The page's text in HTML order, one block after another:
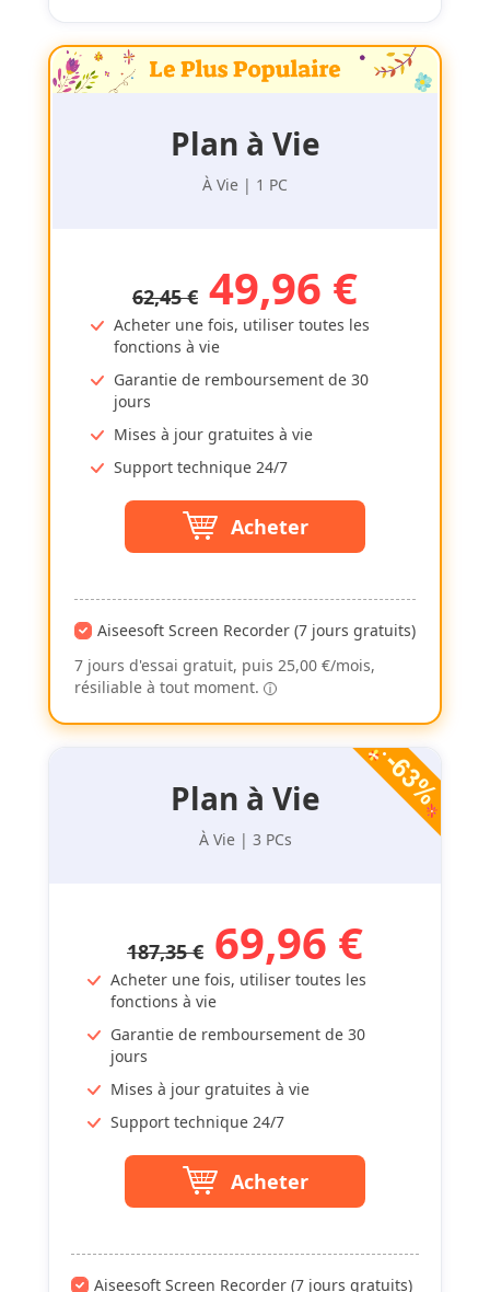
Plan à Vie
À Vie | 1 PC
62,45 € 49,96 €
Acheter une fois, utiliser toutes les
fonctions à vie
Garantie de remboursement de 30
jours
Mises à jour gratuites à vie
Support technique 24/7
Acheter
Aiseesoft Screen Recorder (7 jours gratuits)
7 jours d'essai gratuit, puis 25,00 €/mois,
résiliable à tout moment.
Plan à Vie
À Vie | 3 PCs
187,35 € 69,96 €
Acheter une fois, utiliser toutes les
fonctions à vie
Garantie de remboursement de 30
jours
Mises à jour gratuites à vie
Support technique 24/7
Acheter
Aiseesoft Screen Recorder (7 jours gratuits)